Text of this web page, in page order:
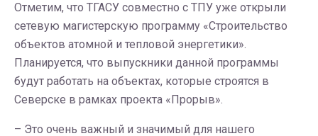
Отметим, что ТГАСУ совместно с ТПУ уже открыли
сетевую магистерскую программу «Строительство
объектов атомной и тепловой энергетики».
Планируется, что выпускники данной программы
будут работать на объектах, которые строятся в
Северске в рамках проекта «Прорыв».
– Это очень важный и значимый для нашего